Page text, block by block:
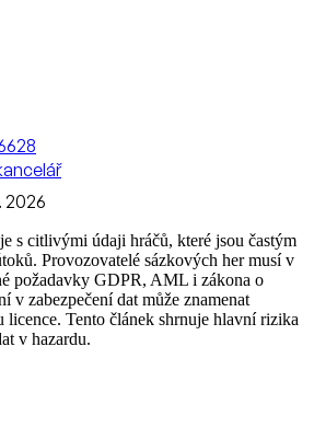
2026
s citlivými údaji hráčů, které jsou častým
Provozovatelé sázkových her musí v
požadavky GDPR, AML i zákona o
v zabezpečení dat může znamenat
Tento článek shrnuje hlavní rizika
v hazardu.